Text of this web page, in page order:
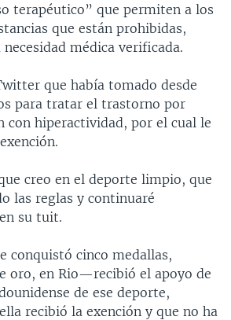
terapéutico” que permiten a los
que están prohibidas,
médica verificada.
que había tomado desde
para tratar el trastorno por
con hiperactividad, por el cual le
creo en el deporte limpio, que
las reglas y continuaré
su tuit.
conquistó cinco medallas,
oro, en Rio—recibió el apoyo de
de ese deporte,
recibió la exención y que no ha